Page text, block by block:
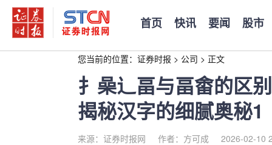
首页 快讯 要闻 股市
您当前的位置： 证券时报 > 公司 > 正文
扌喿辶畐与畐畬的区
揭秘汉字的细腻奥秘1
来源：证券时报网 作者：方可成 2026-02-10